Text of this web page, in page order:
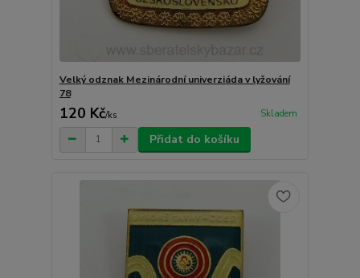
Velký odznak Mezinárodní univerziáda v lyžování
78
120 Kč/ks Skladem
Přidat do košíku